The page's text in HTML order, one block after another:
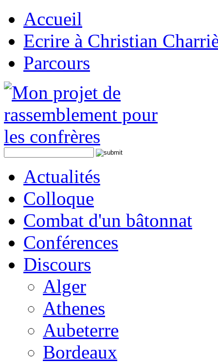
Accueil
Ecrire à Christian
Parcours
Actualités
Colloque
Combat d'un bâtonnat
Conférences
Discours
Alger
Athenes
Aubeterre
Bordeaux